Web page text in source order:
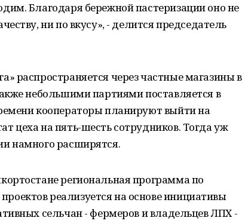
Благодаря бережной пастеризации оно не
ни по вкусу», - делится председатель
распространяется через частные магазины в
небольшими партиями поставляется в
кооператоры планируют выйти на
цеха на пять-шесть сотрудников. Тогда уж
намного расширятся.
региональная программа по
реализуется на основе инициативы
сельчан - фермеров и владельцев ЛПХ -